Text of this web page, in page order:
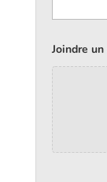
Joindre